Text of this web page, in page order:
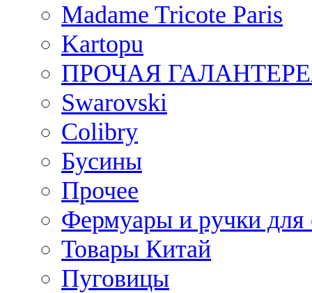
Madame Tricote Paris
Kartopu
ПРОЧАЯ
Swarovski
Colibry
Бусины
Прочее
Фермуары и ручки для
Товары Китай
Пуговицы